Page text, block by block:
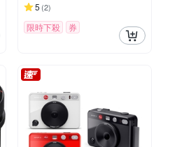
5 (2)
限時下殺 券